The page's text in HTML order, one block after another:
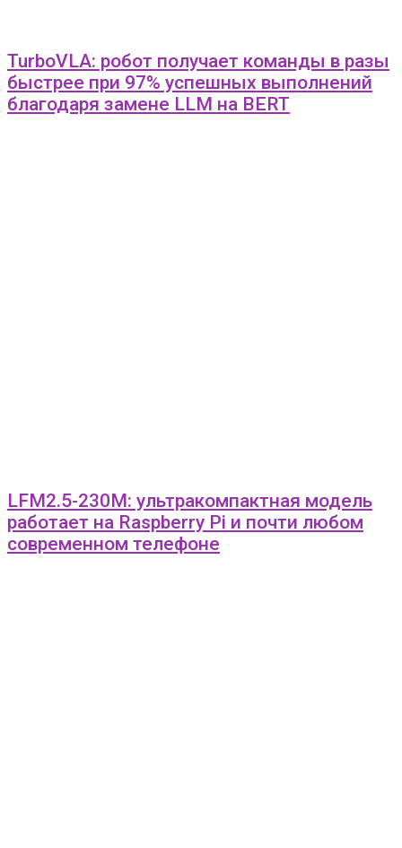
TurboVLA: робот получает команды в разы
быстрее при 97% успешных выполнений
благодаря замене LLM на BERT
LFM2.5-230M: ультракомпактная модель
работает на Raspberry Pi и почти любом
современном телефоне